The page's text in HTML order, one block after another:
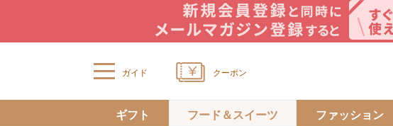
ガイド クーポン
ギフト フード＆スイーツ ファッション